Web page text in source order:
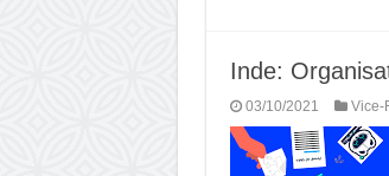
Inde:
03/10/2021 Vice-